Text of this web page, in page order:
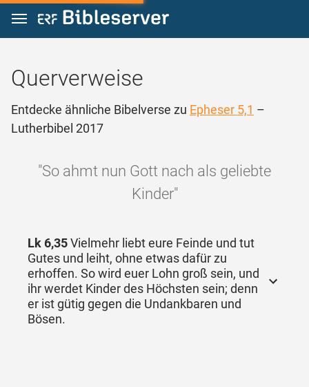
Zum Inhalt springen
Querverweise
Entdecke ähnliche Bibelverse zu Epheser 5,1 –
Lutherbibel 2017
"So ahmt nun Gott nach als geliebte
Kinder"
Lk 6,35Vielmehr liebt eure Feinde und tut
Gutes und leiht, ohne etwas dafür zu
erhoffen. So wird euer Lohn groß sein, und
ihr werdet Kinder des Höchsten sein; denn
er ist gütig gegen die Undankbaren und
Bösen.